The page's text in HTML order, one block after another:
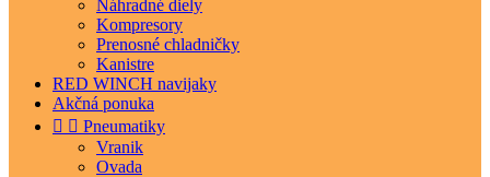
Náhradné diely
Kompresory
Prenosné chladničky
Kanistre
RED WINCH navijaky
Akčná ponuka
  Pneumatiky
Vranik
Ovada